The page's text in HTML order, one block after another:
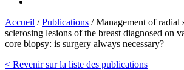
Accueil /Publications /Management of radial
sclerosing lesions of the breast diagnosed on
core biopsy: is surgery always necessary?
< Revenir sur la liste des publications